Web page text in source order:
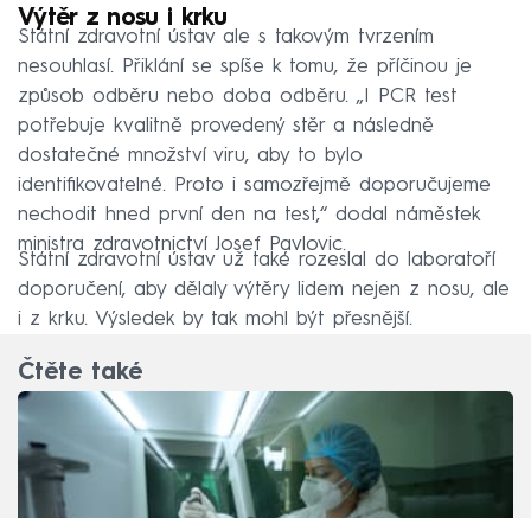
Výtěr z nosu i krku
Státní zdravotní ústav ale s takovým tvrzením
nesouhlasí. Přiklání se spíše k tomu, že příčinou je
způsob odběru nebo doba odběru. „I PCR test
potřebuje kvalitně provedený stěr a následně
dostatečné množství viru, aby to bylo
identifikovatelné. Proto i samozřejmě doporučujeme
nechodit hned první den na test,“ dodal náměstek
ministra zdravotnictví Josef Pavlovic.
Státní zdravotní ústav už také rozeslal do laboratoří
doporučení, aby dělaly výtěry lidem nejen z nosu, ale
i z krku. Výsledek by tak mohl být přesnější.
Čtěte také